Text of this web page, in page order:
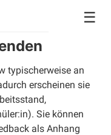
typischerweise an
erscheinen sie
Sie können
als Anhang
☰